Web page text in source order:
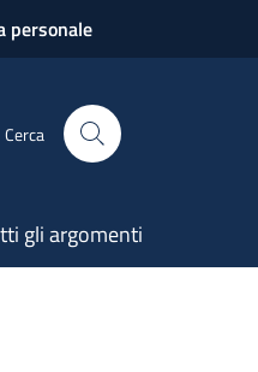
personale
Cerca
gli argomenti